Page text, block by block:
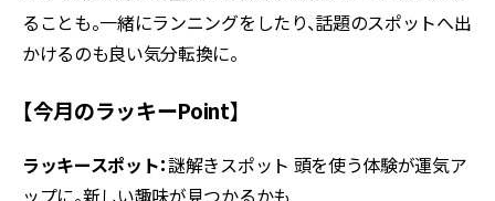
ることも。一緒にランニングをしたり、話題のスポットへ出
かけるのも良い気分転換に。
【今月のラッキーPoint】
ラッキースポット：謎解きスポット 頭を使う体験が運気ア
ップに。新しい趣味が見つかるかも